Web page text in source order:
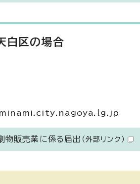
白区の場合
劇物販売業に係る届出 （外部リンク）